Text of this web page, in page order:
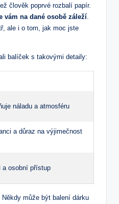
člověk poprvé rozbalí papír.
vám na dané osobě záleží
ale i o tom, jak moc jste
balíček s takovými detaily:
náladu a atmosféru
a důraz na výjimečnost
a osobní přístup
může být balení dárku